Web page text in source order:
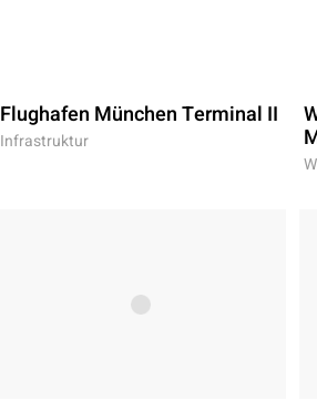
Flughafen München Terminal II
Infrastruktur